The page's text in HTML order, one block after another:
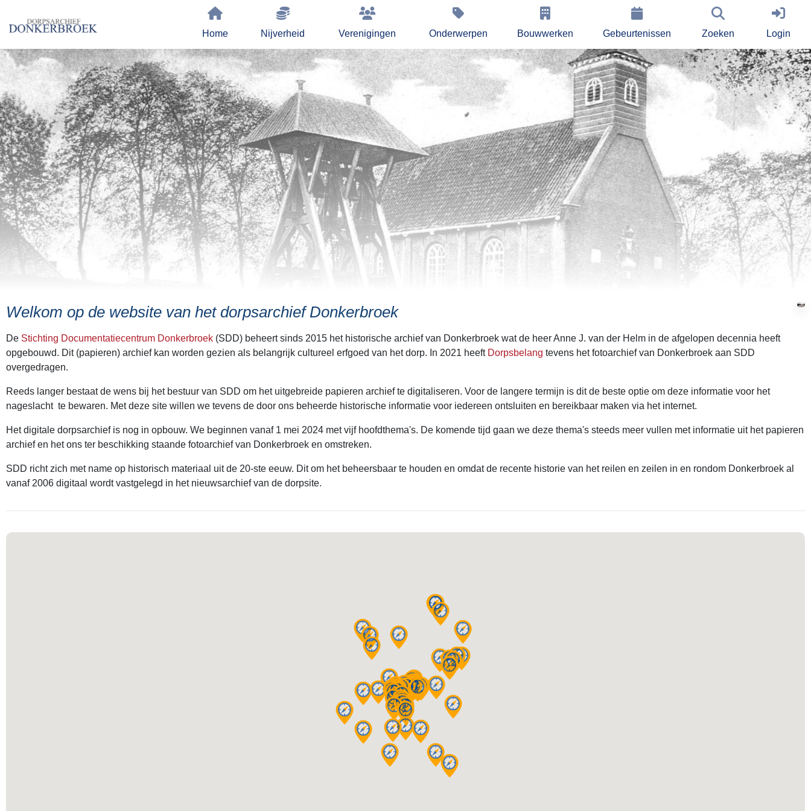
Home Nijverheid Verenigingen Onderwerpen Bouwwerken Gebeurtenissen Zoeken Login
Welkom op de website van het dorpsarchief Donkerbroek
De Stichting Documentatiecentrum Donkerbroek (SDD) beheert sinds 2015 het historische archief van Donkerbroek wat de heer Anne J. van der Helm in de afgelopen decennia heeft
opgebouwd. Dit (papieren) archief kan worden gezien als belangrijk cultureel erfgoed van het dorp. In 2021 heeft Dorpsbelang tevens het fotoarchief van Donkerbroek aan SDD
overgedragen.
Reeds langer bestaat de wens bij het bestuur van SDD om het uitgebreide papieren archief te digitaliseren. Voor de langere termijn is dit de beste optie om deze informatie voor het
nageslacht te bewaren. Met deze site willen we tevens de door ons beheerde historische informatie voor iedereen ontsluiten en bereikbaar maken via het internet.
Het digitale dorpsarchief is nog in opbouw. We beginnen vanaf 1 mei 2024 met vijf hoofdthema's. De komende tijd gaan we deze thema's steeds meer vullen met informatie uit het papieren
archief en het ons ter beschikking staande fotoarchief van Donkerbroek en omstreken.
SDD richt zich met name op historisch materiaal uit de 20-ste eeuw. Dit om het beheersbaar te houden en omdat de recente historie van het reilen en zeilen in en rondom Donkerbroek al
vanaf 2006 digitaal wordt vastgelegd in het nieuwsarchief van de dorpsite.